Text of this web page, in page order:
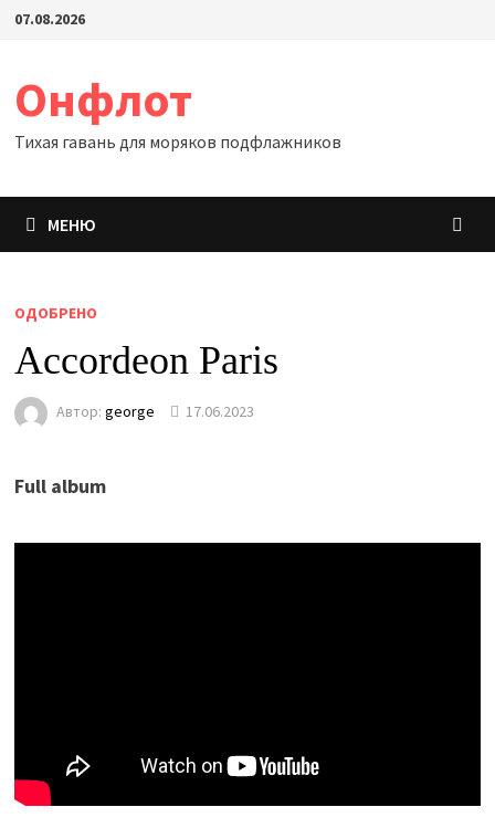
Перейти
07.08.2026
Онфлот
Тихая гавань для моряков подфлажников
МЕНЮ
ОДОБРЕНО
Accordeon Paris
Автор: george 17.06.2023
Full album